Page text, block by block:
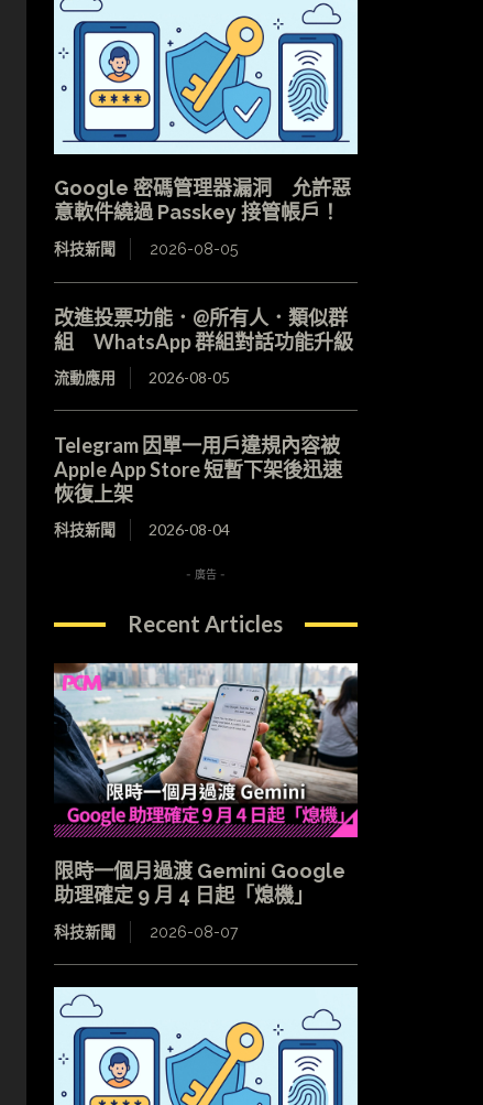
Google 密碼管理器漏洞 允許惡
意軟件繞過 Passkey 接管帳戶！
科技新聞 2026-08-05
改進投票功能．@所有人．類似群
組 WhatsApp 群組對話功能升級
流動應用 2026-08-05
Telegram 因單一用戶違規內容被
Apple App Store 短暫下架後迅速
恢復上架
科技新聞 2026-08-04
- 廣告 -
Recent Articles
限時一個月過渡 Gemini Google
助理確定 9 月 4 日起「熄機」
科技新聞 2026-08-07